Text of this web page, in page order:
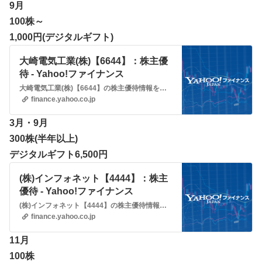
9月
100株～
1,000円(デジタルギフト)
大崎電気工業(株)【6644】：株主優
待 - Yahoo!ファイナンス
大崎電気工業(株)【6644】の株主優待情報をご覧いただけます。Yahoo!ファイナンスでは株価速報、チャート、ランキング、ポートフォリオ、ニュース、掲示板など投資判断に役立つ情報を掲載しています。
finance.yahoo.co.jp
3月・9月
300株(半年以上)
デジタルギフト6,500円
(株)インフォネット【4444】：株主
優待 - Yahoo!ファイナンス
(株)インフォネット【4444】の株主優待情報をご覧いただけます。Yahoo!ファイナンスでは株価速報、チャート、ランキング、ポートフォリオ、ニュース、掲示板など投資判断に役立つ情報を掲載しています。
finance.yahoo.co.jp
11月
100株